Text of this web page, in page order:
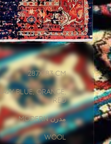
183 CM
287x
Navy Blue, Orange,
Red
Modern مدرن
Wool